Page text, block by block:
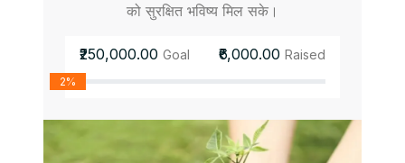
को सुरक्षित भविष्य मिल सके।
₹250,000.00 Goal ₹6,000.00 Raised
2%